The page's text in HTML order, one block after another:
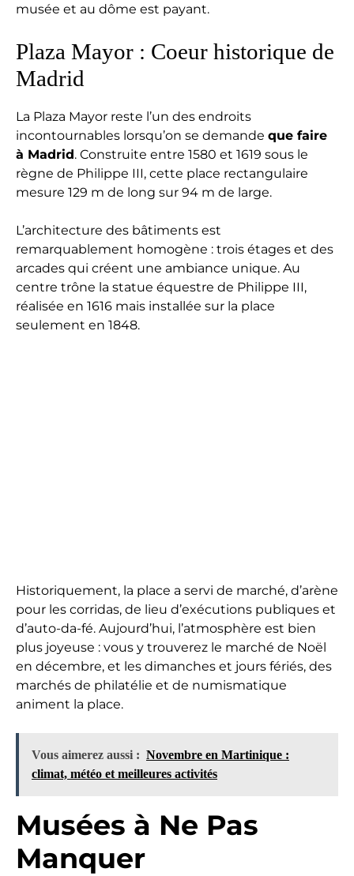
musée et au dôme est payant.
Plaza Mayor : Coeur historique de
Madrid
La Plaza Mayor reste l’un des endroits
incontournables lorsqu’on se demande que faire
à Madrid. Construite entre 1580 et 1619 sous le
règne de Philippe III, cette place rectangulaire
mesure 129 m de long sur 94 m de large.
L’architecture des bâtiments est
remarquablement homogène : trois étages et des
arcades qui créent une ambiance unique. Au
centre trône la statue équestre de Philippe III,
réalisée en 1616 mais installée sur la place
seulement en 1848.
Historiquement, la place a servi de marché, d’arène
pour les corridas, de lieu d’exécutions publiques et
d’auto-da-fé. Aujourd’hui, l’atmosphère est bien
plus joyeuse : vous y trouverez le marché de Noël
en décembre, et les dimanches et jours fériés, des
marchés de philatélie et de numismatique
animent la place.
Vous aimerez aussi : Novembre en Martinique :
climat, météo et meilleures activités
Musées à Ne Pas
Manquer